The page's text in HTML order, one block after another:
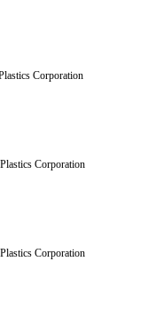
Corporation
Corporation
Corporation